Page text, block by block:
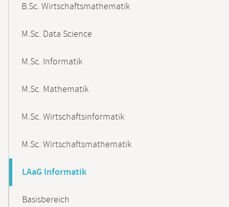
B.Sc. Wirtschaftsmathematik
M.Sc. Data Science
M.Sc. Informatik
M.Sc. Mathematik
M.Sc. Wirtschaftsinformatik
M.Sc. Wirtschaftsmathematik
LAaG Informatik
Basisbereich